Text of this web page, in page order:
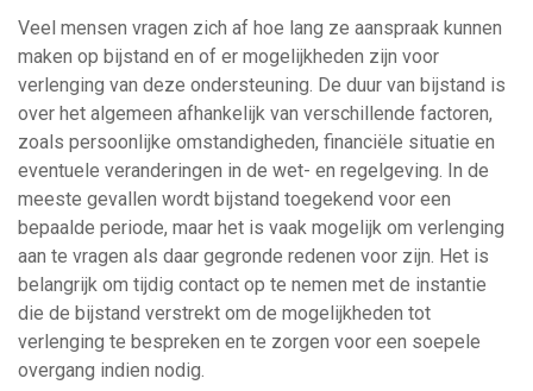
Veel mensen vragen zich af hoe lang ze aanspraak kunnen
maken op bijstand en of er mogelijkheden zijn voor
verlenging van deze ondersteuning. De duur van bijstand is
over het algemeen afhankelijk van verschillende factoren,
zoals persoonlijke omstandigheden, financiële situatie en
eventuele veranderingen in de wet- en regelgeving. In de
meeste gevallen wordt bijstand toegekend voor een
bepaalde periode, maar het is vaak mogelijk om verlenging
aan te vragen als daar gegronde redenen voor zijn. Het is
belangrijk om tijdig contact op te nemen met de instantie
die de bijstand verstrekt om de mogelijkheden tot
verlenging te bespreken en te zorgen voor een soepele
overgang indien nodig.